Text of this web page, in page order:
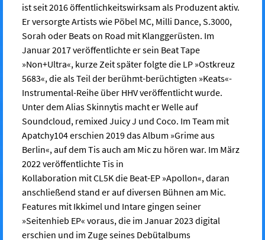
ist seit 2016öffentlichkeitswirksam als Produzent aktiv.
Er versorgte Artists wie Pöbel MC, Milli Dance, S.3000,
Sorah oder Beats on Road mit Klanggerüsten. Im
Januar 2017 veröffentlichte er sein Beat Tape
»Non+Ultra«, kurze Zeitspäter folgte die LP »Ostkreuz
5683«, die als Teil der berühmt-berüchtigten »Keats«-
Instrumental-Reihe über HHV veröffentlicht wurde.
Unter dem AliasSkinnytis macht er Welle auf
Soundcloud, remixed Juicy J und Coco. Im Team mit
Apatchy104 erschien 2019 das Album »Grime aus
Berlin«, aufdem Tis auch am Mic zu hören war. Im März
2022 veröffentlichte Tis in
Kollaboration mit CL5K die Beat-EP »Apollon«, daran
anschließend stand erauf diversen Bühnen am Mic.
Features mit Ikkimel und Intare gingen seiner
»Seitenhieb EP« voraus, die im Januar 2023 digital
erschien und im Zugeseines Debütalbums